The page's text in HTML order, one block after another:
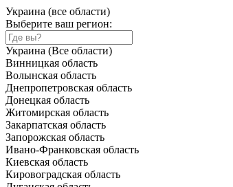
Украина (все области)
Выберите ваш регион:
Украина (Все области)
Винницкая область
Волынская область
Днепропетровская область
Донецкая область
Житомирская область
Закарпатская область
Запорожская область
Ивано-Франковская область
Киевская область
Кировоградская область